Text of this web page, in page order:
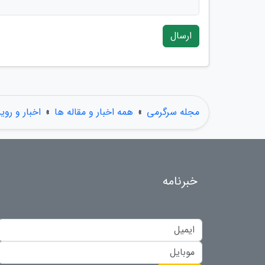
ارسال
مجله سرگرمی » همه اخبار و مقاله ها » اخبار و
خبرنامه